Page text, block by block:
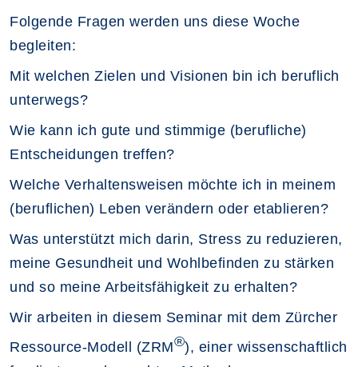
Folgende Fragen werden uns diese Woche
begleiten:
Mit welchen Zielen und Visionen bin ich beruflich
unterwegs?
Wie kann ich gute und stimmige (berufliche)
Entscheidungen treffen?
Welche Verhaltensweisen möchte ich in meinem
(beruflichen) Leben verändern oder etablieren?
Was unterstützt mich darin, Stress zu reduzieren,
meine Gesundheit und Wohlbefinden zu stärken
und so meine Arbeitsfähigkeit zu erhalten?
Wir arbeiten in diesem Seminar mit dem Zürcher
Ressource-Modell (ZRM®), einer wissenschaftlich